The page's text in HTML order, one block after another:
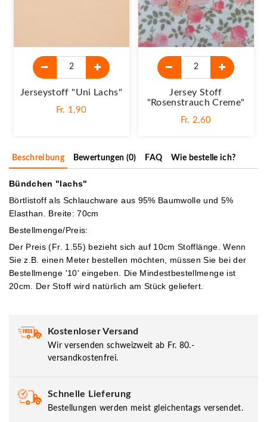
Jerseystoff "Uni Lachs"
Fr. 1,90
Jersey Stoff
"Rosenstrauch Creme"
Fr. 2,60
Beschreibung Bewertungen (0) FAQ Wie bestelle ich?
Bündchen "lachs"
Börtlistoff als Schlauchware aus 95% Baumwolle und 5%
Elasthan. Breite: 70cm
Bestellmenge/Preis:
Der Preis (Fr. 1.55) bezieht sich auf 10cm Stofflänge. Wenn
Sie z.B. einen Meter bestellen möchten, müssen Sie bei der
Bestellmenge '10' eingeben. Die Mindestbestellmenge ist
20cm. Der Stoff wird natürlich am Stück geliefert.
Kostenloser Versand
Wir versenden schweizweit ab Fr. 80.-
versandkostenfrei.
Schnelle Lieferung
Bestellungen werden meist gleichentags versendet.